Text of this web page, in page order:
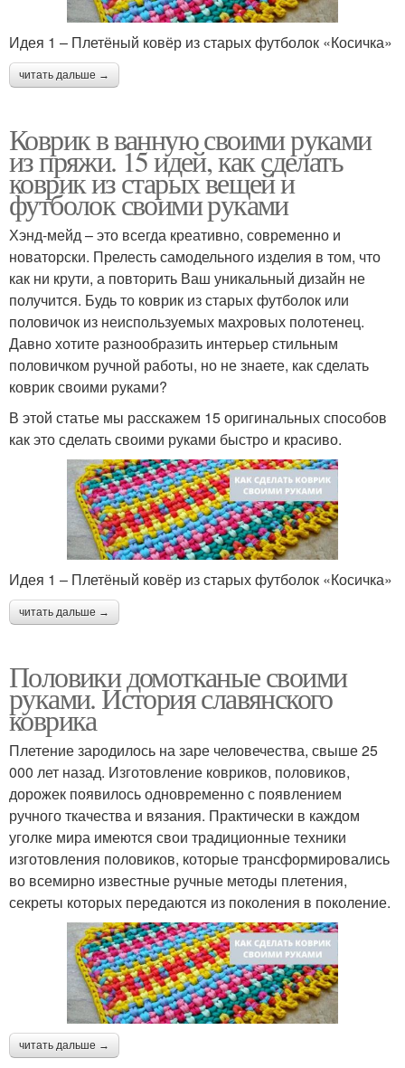
Идея 1 – Плетёный ковёр из старых футболок «Косичка»
читать дальше →
Коврик в ванную своими руками
из пряжи. 15 идей, как сделать
коврик из старых вещей и
футболок своими руками
Хэнд-мейд – это всегда креативно, современно и
новаторски. Прелесть самодельного изделия в том, что
как ни крути, а повторить Ваш уникальный дизайн не
получится. Будь то коврик из старых футболок или
половичок из неиспользуемых махровых полотенец.
Давно хотите разнообразить интерьер стильным
половичком ручной работы, но не знаете, как сделать
коврик своими руками?
В этой статье мы расскажем 15 оригинальных способов
как это сделать своими руками быстро и красиво.
Идея 1 – Плетёный ковёр из старых футболок «Косичка»
читать дальше →
Половики домотканые своими
руками. История славянского
коврика
Плетение зародилось на заре человечества, свыше 25
000 лет назад. Изготовление ковриков, половиков,
дорожек появилось одновременно с появлением
ручного ткачества и вязания. Практически в каждом
уголке мира имеются свои традиционные техники
изготовления половиков, которые трансформировались
во всемирно известные ручные методы плетения,
секреты которых передаются из поколения в поколение.
читать дальше →